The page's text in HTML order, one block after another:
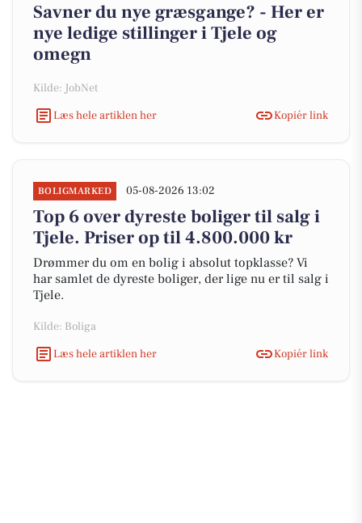
Savner du nye græsgange? - Her er
nye ledige stillinger i Tjele og
omegn
Kilde: JobNet
Læs hele artiklen her
Kopiér link
BOLIGMARKED 05-08-2026 13:02
Top 6 over dyreste boliger til salg i
Tjele. Priser op til 4.800.000 kr
Drømmer du om en bolig i absolut topklasse? Vi
har samlet de dyreste boliger, der lige nu er til salg i
Tjele.
Kilde: Boliga
Læs hele artiklen her
Kopiér link